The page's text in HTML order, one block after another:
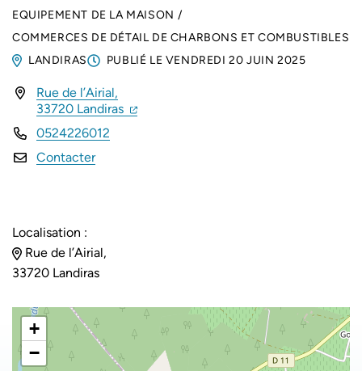
EQUIPEMENT DE LA MAISON /
COMMERCES DE DÉTAIL DE CHARBONS ET COMBUSTIBLES
LANDIRAS
PUBLIÉ LE VENDREDI 20 JUIN 2025
INFOS UTILES
Rue de l’Airial,
33720 Landiras (ouverture dans un nouvel onglet)
(ouverture dans un nouvel onglet)
0524226012
Contacter
Localisation :
Rue de l’Airial,
33720 Landiras
+
−